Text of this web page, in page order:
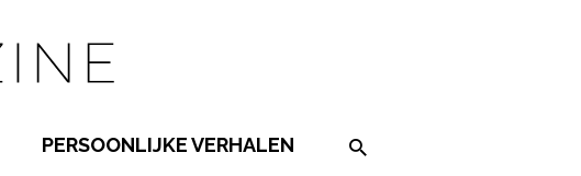
PERSOONLIJKE VERHALEN Search on the website